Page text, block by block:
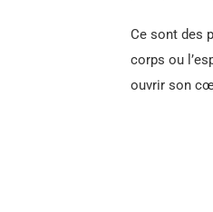
Ce sont des
corps ou
ouvrir son